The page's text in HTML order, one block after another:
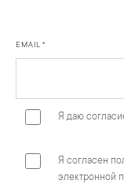
EMAIL *
Я даю
Я согласен
электронной